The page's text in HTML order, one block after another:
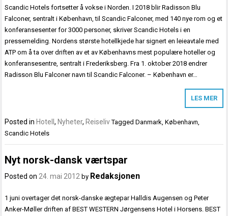
Scandic Hotels fortsetter å vokse i Norden. I 2018 blir Radisson Blu
Falconer, sentralt i København, til Scandic Falconer, med 140 nye rom og et
konferansesenter for 3000 personer, skriver Scandic Hotels i en
pressemelding. Nordens største hotellkjede har signert en leieavtale med
ATP om å ta over driften av et av Københavns mest populære hoteller og
konferansesentre, sentralt i Frederiksberg. Fra 1. oktober 2018 endrer
Radisson Blu Falconer navn til Scandic Falconer. – København er…
LES MER
Posted in Hotell, Nyheter, Reiseliv TaggedDanmark ,København
Scandic Hotels
Nyt norsk-dansk værtspar
Posted on24. mai 2012 by Redaksjonen
1 juni overtager det norsk-danske ægtepar Halldis Augensen og Peter
Anker-Møller driften af BEST WESTERN Jørgensens Hotel i Horsens. BEST